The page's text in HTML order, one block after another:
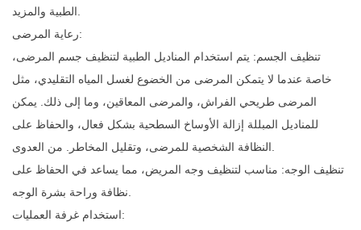
رعاية المرضى:
تنظيف الجسم: يتم استخدام المناديل الطبية لتنظيف جسم المرضى،
خاصة عندما لا يتمكن المرضى من الخضوع لغسل المياه التقليدي، مثل
المرضى طريحي الفراش، والمرضى المعاقين، وما إلى ذلك. يمكن
للمناديل المبللة إزالة الأوساخ السطحية بشكل فعال، والحفاظ على
تنظيف الوجه: مناسب لتنظيف وجه المريض، مما يساعد في الحفاظ على
استخدام غرفة العمليات: